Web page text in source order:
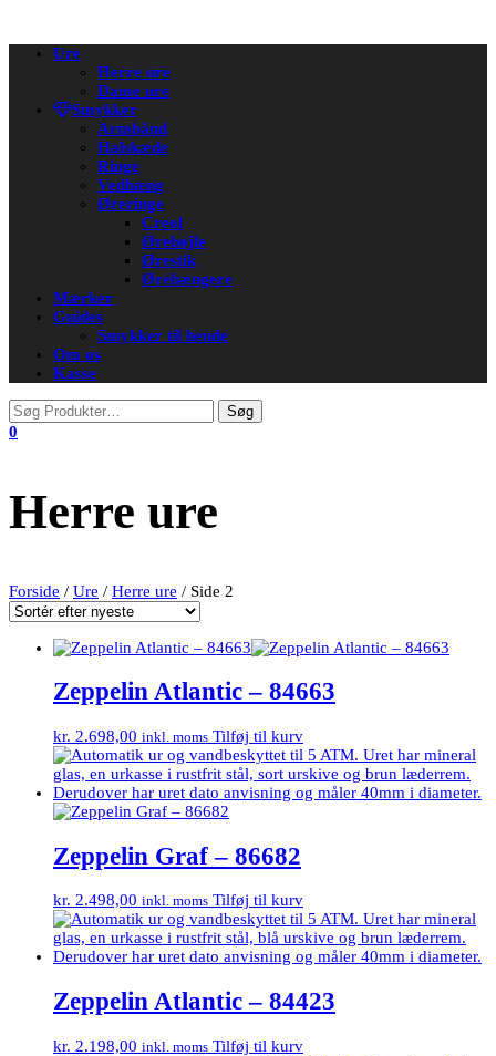
navigation
Ure
Herre ure
Dame ure
Smykker
Armbånd
Halskæde
Ringe
Vedhæng
Øreringe
Creol
Ørebøjle
Ørestik
Ørehængere
Mærker
Guides
Smykker til hende
Om os
Kasse
0
Herre ure
Forside / Ure / Herre ure / Side 2
Zeppelin Atlantic – 84663
kr. 2.698,00 inkl. moms Tilføj til kurv
Zeppelin Graf – 86682
kr. 2.498,00 inkl. moms Tilføj til kurv
Zeppelin Atlantic – 84423
kr. 2.198,00 inkl. moms Tilføj til kurv